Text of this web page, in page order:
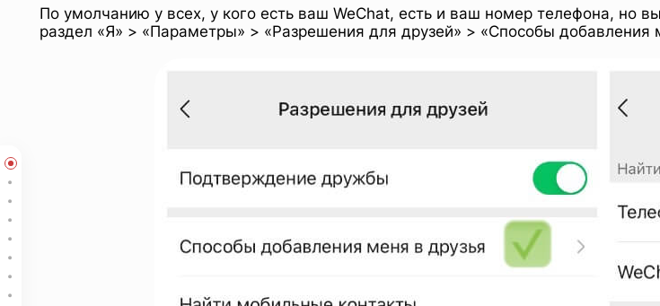
По умолчанию у всех, у кого есть ваш WeChat, есть и ваш номер телефона, но
раздел «Я» > «Параметры» > «Разрешения для друзей» > «Способы
Отключение функции «Найти меня по номеру телефона»
Упрощённый режим для пожилых пользователей
Создание шаблона компании для выдачи фапьяо